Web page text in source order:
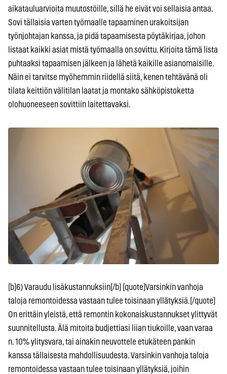
aikatauluarvioita muutostöille, sillä he eivät voi sellaisia antaa.
Sovi tällaisia varten työmaalle tapaaminen urakoitsijan
työnjohtajan kanssa, ja pidä tapaamisesta pöytäkirjaa, johon
listaat kaikki asiat mistä työmaalla on sovittu. Kirjoita tämä lista
puhtaaksi tapaamisen jälkeen ja lähetä kaikille asianomaisille.
Näin ei tarvitse myöhemmin riidellä siitä, kenen tehtävänä oli
tilata keittiön välitilan laatat ja montako sähköpistoketta
olohuoneeseen sovittiin laitettavaksi.
[b]6) Varaudu lisäkustannuksiin[/b] [quote]Varsinkin vanhoja
taloja remontoidessa vastaan tulee toisinaan yllätyksiä.[/quote]
On erittäin yleistä, että remontin kokonaiskustannukset ylittyvät
suunnitellusta. Älä mitoita budjettiasi liian tiukoille, vaan varaa
n. 10% ylitysvara, tai ainakin neuvottele etukäteen pankin
kanssa tällaisesta mahdollisuudesta. Varsinkin vanhoja taloja
remontoidessa vastaan tulee toisinaan yllätyksiä, joihin